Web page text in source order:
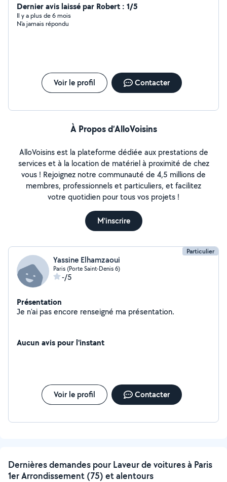
Dernier avis laissé par Robert : 1/5
Il y a plus de 6 mois
N'a jamais répondu
Voir le profil Contacter
À Propos d’AlloVoisins
AlloVoisins est la plateforme dédiée aux prestations de
services et à la location de matériel à proximité de chez
vous ! Rejoignez notre communauté de 4,5 millions de
membres, professionnels et particuliers, et facilitez
votre quotidien pour tous vos projets !
M'inscrire
Particulier
Yassine Elhamzaoui
Paris (Porte Saint-Denis 6)
-/5
Présentation
Je n'ai pas encore renseigné ma présentation.
Aucun avis pour l'instant
Voir le profil Contacter
Dernières demandes pour Laveur de voitures à Paris
1er Arrondissement (75) et alentours